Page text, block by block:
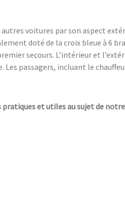
autres voitures par son aspect
doté de la croix bleue à 6
secours. L’intérieur et
passagers, incluant le
et utiles au sujet de